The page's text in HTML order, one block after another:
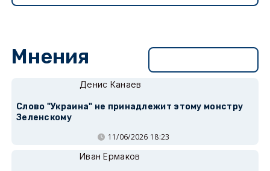
Мнения
Денис Канаев
Слово "Украина" не принадлежит этому монстру
Зеленскому
11/06/2026 18:23
Иван Ермаков